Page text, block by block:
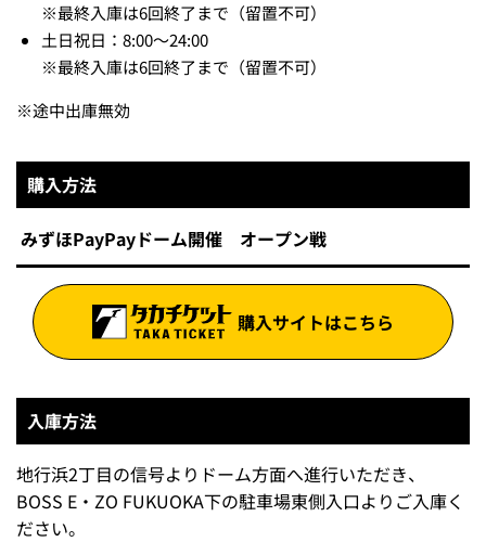
※最終入庫は6回終了まで（留置不可）
土日祝日：8:00～24:00
※最終入庫は6回終了まで（留置不可）
※途中出庫無効
購入方法
みずほPayPayドーム開催 オープン戦
購入サイトはこちら
入庫方法
地行浜2丁目の信号よりドーム方面へ進行いただき、
BOSS E・ZO FUKUOKA下の駐車場東側入口よりご入庫く
ださい。